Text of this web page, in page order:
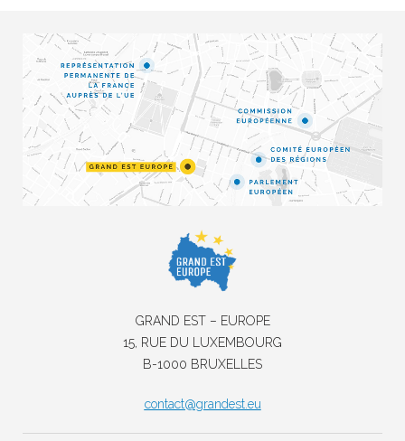
GRAND EST – EUROPE
15, RUE DU LUXEMBOURG
B-1000 BRUXELLES
contact@grandest.eu